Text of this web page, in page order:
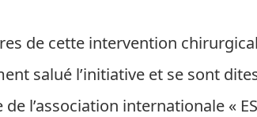
de cette intervention
salué l’initiative et se sont
de l’association internationale «